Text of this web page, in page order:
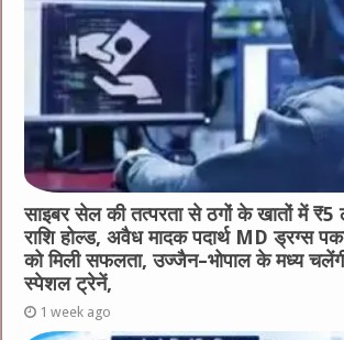
साइबर सेल की तत्परता से ठगों के खातों में
राशि होल्ड, अवैध मादक पदार्थ MD ड्रग्स
को मिली सफलता, उज्जैन–भोपाल के मध्य
स्पेशल ट्रेनें,
1 week ago